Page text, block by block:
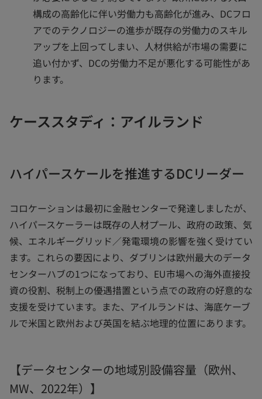
構成の高齢化に伴い労働力も高齢化が進み、DCフロ
アでのテクノロジーの進歩が既存の労働力のスキル
アップを上回ってしまい、人材供給が市場の需要に
追い付かず、DCの労働力不足が悪化する可能性があ
ります。
ケーススタディ：アイルランド
ハイパースケールを推進するDCリーダー
コロケーションは最初に金融センターで発達しましたが、
ハイパースケーラーは既存の人材プール、政府の政策、気
候、エネルギーグリッド／発電環境の影響を強く受けてい
ます。これらの要因により、ダブリンは欧州最大のデータ
センターハブの1つになっており、EU市場への海外直接投
資の役割、税制上の優遇措置という点での政府の好意的な
支援を受けています。また、アイルランドは、海底ケーブ
ルで米国と欧州および英国を結ぶ地理的位置にあります。
【データセンターの地域別設備容量（欧州、
MW、2022年）】